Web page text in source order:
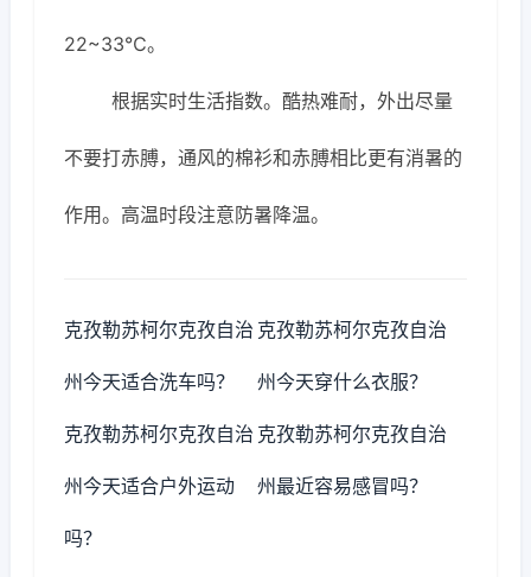
22~33℃。
根据实时生活指数。酷热难耐，外出尽量
不要打赤膊，通风的棉衫和赤膊相比更有消暑的
作用。高温时段注意防暑降温。
克孜勒苏柯尔克孜自治
州今天适合洗车吗？
克孜勒苏柯尔克孜自治
州今天穿什么衣服？
克孜勒苏柯尔克孜自治
州今天适合户外运动
吗？
克孜勒苏柯尔克孜自治
州最近容易感冒吗？